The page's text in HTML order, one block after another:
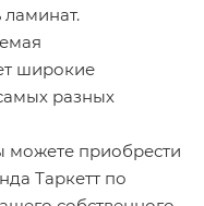
ламинат.
широкие
разных
можете приобрести
Таркетт по